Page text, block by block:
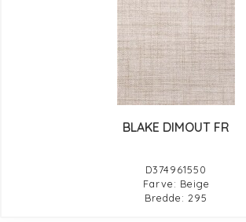
BLAKE DIMOUT FR
D374961550
Farve: Beige
Bredde: 295